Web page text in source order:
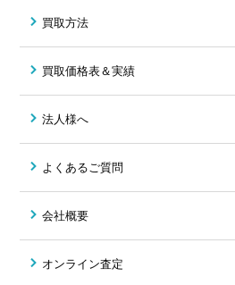
買取方法
買取価格表＆実績
法人様へ
よくあるご質問
会社概要
オンライン査定